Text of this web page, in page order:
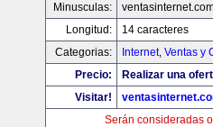
Minusculas:
Longitud:
14 caracteres
Categorias:
Internet, Ventas y
Precio:
Realizar una
Visitar!
Serán consideradas